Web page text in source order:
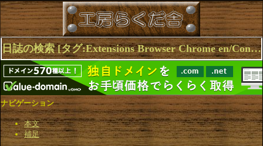
日誌の検索 [タグ:Extensions Browser Chrome en/ContentBlockHelper] 1～3(3件中)
ナビゲーション
本文
補足